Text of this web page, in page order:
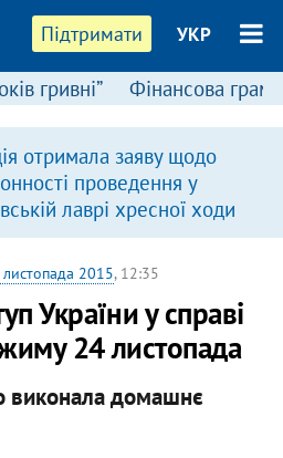
Підтримати УКР
гривні” Фінансова
отримала заяву щодо
проведення у
лаврі хресної ходи
2015, 12:35
України у справі
24 листопада
виконала домашнє